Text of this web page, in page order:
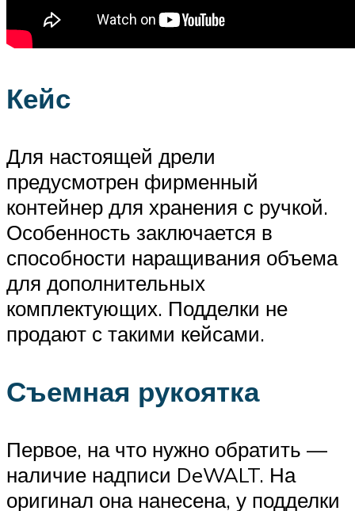
Кейс
Для настоящей дрели
предусмотрен фирменный
контейнер для хранения с ручкой.
Особенность заключается в
способности наращивания объема
для дополнительных
комплектующих. Подделки не
продают с такими кейсами.
Съемная рукоятка
Первое, на что нужно обратить —
наличие надписи DeWALT. На
оригинал она нанесена, у подделки